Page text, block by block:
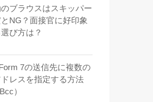
ブラウスはスキッパー
NG？面接官に好印象
び方は？
7の送信先に複数の
ドレスを指定する方法
）